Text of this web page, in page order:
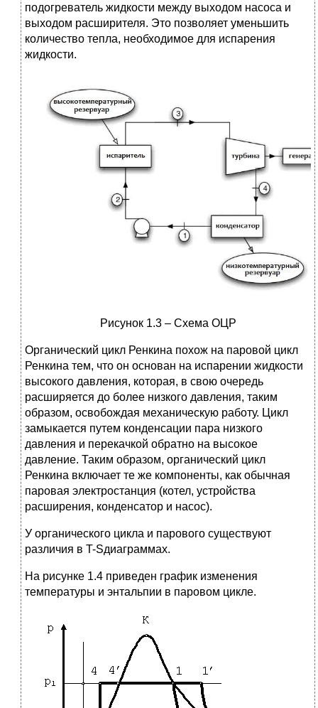
подогреватель жидкости между выходом насоса и
выходом расширителя. Это позволяет уменьшить
количество тепла, необходимое для испарения
жидкости.
Рисунок 1.3 – Схема ОЦР
Органический цикл Ренкина похож на паровой цикл
Ренкина тем, что он основан на испарении жидкости
высокого давления, которая, в свою очередь
расширяется до более низкого давления, таким
образом, освобождая механическую работу. Цикл
замыкается путем конденсации пара низкого
давления и перекачкой обратно на высокое
давление. Таким образом, органический цикл
Ренкина включает те же компоненты, как обычная
паровая электростанция (котел, устройства
расширения, конденсатор и насос).
У органического цикла и парового существуют
различия в T-Sдиаграммах.
На рисунке 1.4 приведен график изменения
температуры и энтальпии в паровом цикле.